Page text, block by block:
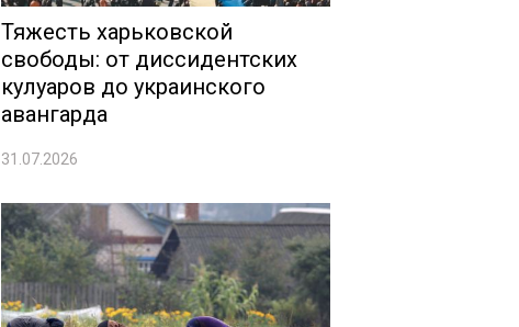
Тяжесть харьковской
свободы: от диссидентских
кулуаров до украинского
авангарда
31.07.2026